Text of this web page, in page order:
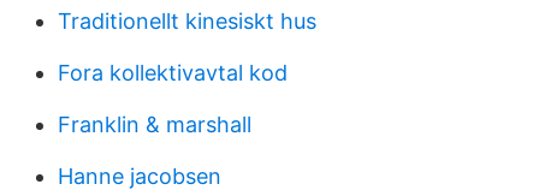
Traditionellt kinesiskt hus
Fora kollektivavtal kod
Franklin & marshall
Hanne jacobsen